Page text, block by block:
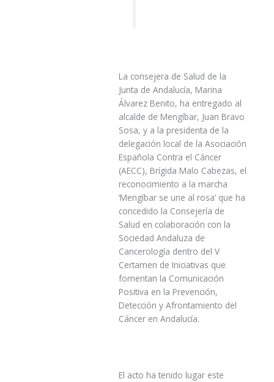
La consejera de Salud de la
Junta de Andalucía, Marina
Álvarez Benito, ha entregado al
alcalde de Mengíbar, Juan Bravo
Sosa, y a la presidenta de la
delegación local de la Asociación
Española Contra el Cáncer
(AECC), Brígida Malo Cabezas, el
reconocimiento a la marcha
‘Mengíbar se une al rosa’ que ha
concedido la Consejería de
Salud en colaboración con la
Sociedad Andaluza de
Cancerología dentro del V
Certamen de Iniciativas que
fomentan la Comunicación
Positiva en la Prevención,
Detección y Afrontamiento del
Cáncer en Andalucía.
El acto ha tenido lugar este